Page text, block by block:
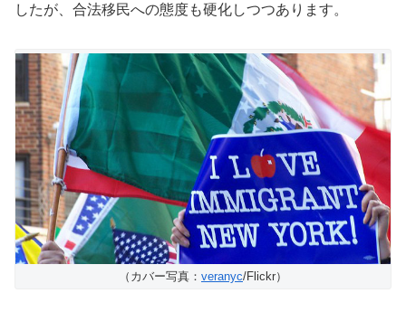
したが、合法移民への態度も硬化しつつあります。
（カバー写真： veranyc/Flickr）